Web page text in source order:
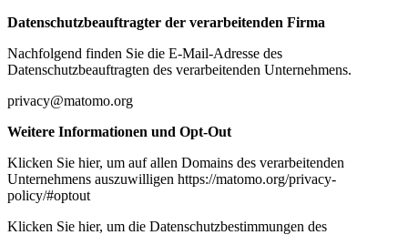
Datenschutzbeauftragter der verarbeitenden Firma
Nachfolgend finden Sie die E-Mail-Adresse des
Datenschutzbeauftragten des verarbeitenden Unternehmens.
privacy@matomo.org
Weitere Informationen und Opt-Out
Klicken Sie hier, um auf allen Domains des verarbeitenden
Unternehmens auszuwilligen https://matomo.org/privacy-
policy/#optout
Klicken Sie hier, um die Datenschutzbestimmungen des